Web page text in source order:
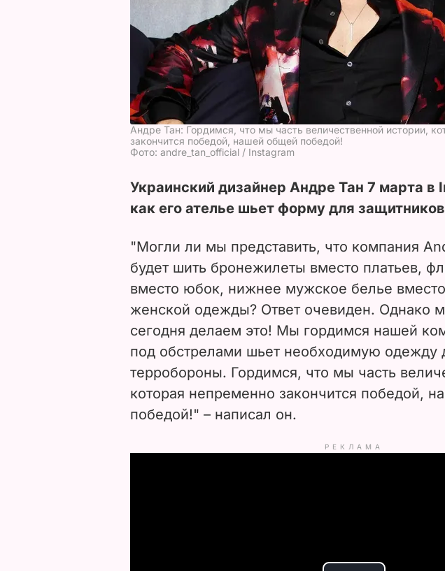
Андре Тан: Гордимся, что мы часть величественной истории,
закончится победой, нашей общей победой!
Фото: andre_tan_official / Instagram
Украинский дизайнер Андре Тан 7 марта в
как его ателье шьет форму для
"Могли ли мы представить, что компания
будет шить бронежилеты вместо платьев,
вместо юбок, нижнее мужское белье
женской одежды? Ответ очевиден. Однако
сегодня делаем это! Мы гордимся нашей
под обстрелами шьет необходимую одежду
терробороны. Гордимся, что мы часть
которая непременно закончится победой,
победой!" – написал он.
РЕКЛАМА